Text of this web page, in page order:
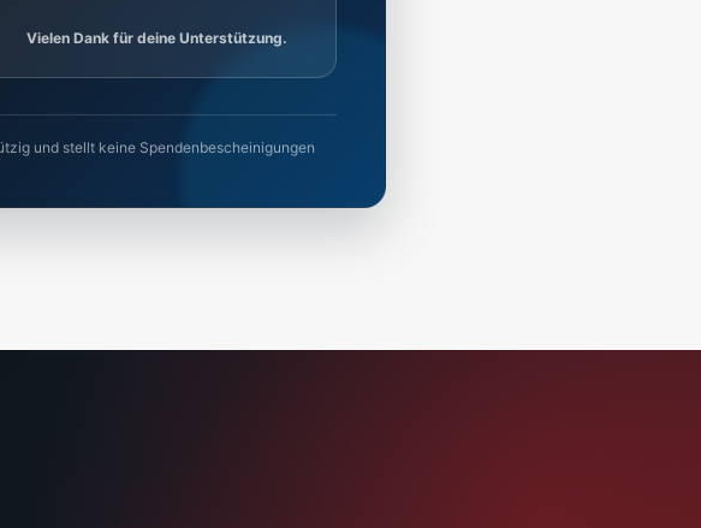
Vielen Dank für deine Unterstützung.
und stellt keine Spendenbescheinigungen